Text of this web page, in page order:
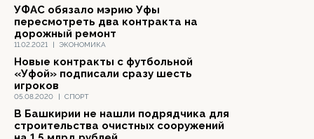
11.02.2021 | ЭКОНОМИКА
УФАС обязало мэрию Уфы
пересмотреть два контракта на
дорожный ремонт
05.08.2020 | СПОРТ
Новые контракты с футбольной
«Уфой» подписали сразу шесть
игроков
В Башкирии не нашли подрядчика для
строительства очистных сооружений